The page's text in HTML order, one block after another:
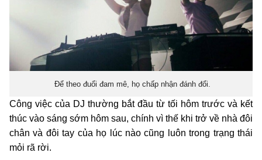
Để theo đuổi đam mê, họ chấp nhận đánh đổi.
Công việc của DJ thường bắt đầu từ tối hôm trước và kết
thúc vào sáng sớm hôm sau, chính vì thế khi trở về nhà đôi
chân và đôi tay của họ lúc nào cũng luôn trong trạng thái
mỏi rã rời.